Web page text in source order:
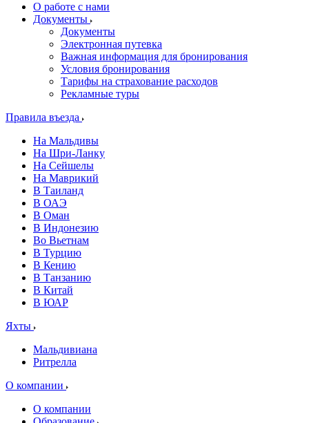
О работе с нами
Документы
Документы
Электронная путевка
Важная информация для бронирования
Условия бронирования
Тарифы на страхование расходов
Рекламные туры
Правила въезда
На Мальдивы
На Шри-Ланку
На Сейшелы
На Маврикий
В Таиланд
В ОАЭ
В Оман
В Индонезию
Во Вьетнам
В Турцию
В Кению
В Танзанию
В Китай
В ЮАР
Яхты
Мальдивиана
Ритрелла
О компании
О компании